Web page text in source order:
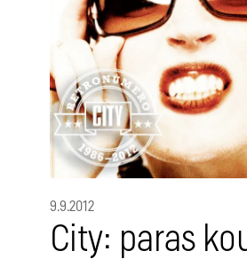
9.9.2012
City: paras